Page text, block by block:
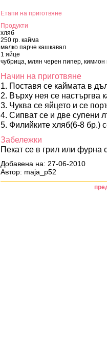
Етапи на приготвяне
Продукти
хляб
250 гр. кайма
малко парче кашкавал
1 яйце
чубрица, млян черен пипер, кимион
Начин на приготвяне
1. Поставя се каймата в
2. Върху нея се настъргва
3. Чуква се яйцето и се
4. Сипват се и две супени
5. Филийките хляб(6-8 бр.)
Забележки
Пекат се в грил или фурна
Добавена на: 27-06-2010
Автор: maja_p52